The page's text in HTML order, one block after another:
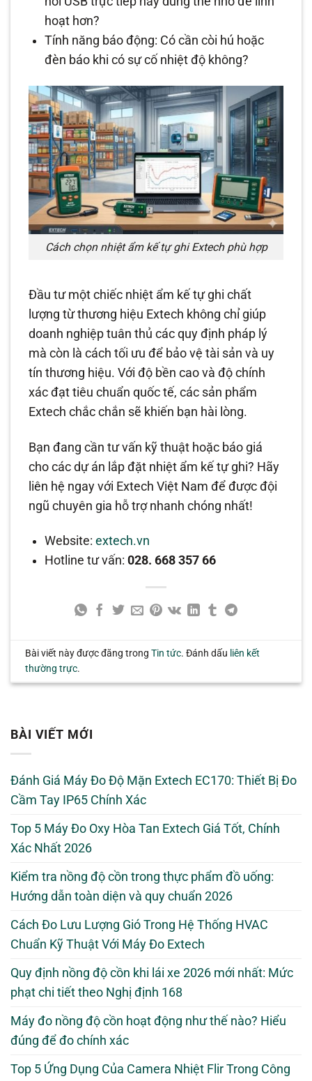
hoạt hơn?
Tính năng báo động: Có cần còi hú hoặc
đèn báo khi có sự cố nhiệt độ không?
Cách chọn nhiệt ẩm kế tự ghi Extech phù hợp
Đầu tư một chiếc nhiệt ẩm kế tự ghi chất
lượng từ thương hiệu Extech không chỉ giúp
doanh nghiệp tuân thủ các quy định pháp lý
mà còn là cách tối ưu để bảo vệ tài sản và uy
tín thương hiệu. Với độ bền cao và độ chính
xác đạt tiêu chuẩn quốc tế, các sản phẩm
Extech chắc chắn sẽ khiến bạn hài lòng.
Bạn đang cần tư vấn kỹ thuật hoặc báo giá
cho các dự án lắp đặt nhiệt ẩm kế tự ghi? Hãy
liên hệ ngay với Extech Việt Nam để được đội
ngũ chuyên gia hỗ trợ nhanh chóng nhất!
Website:extech.vn
Hotline tư vấn:028. 668 357 66
Bài viết này được đăng trongTin tức. Đánh dấu liên kết
thường trực.
BÀI VIẾT MỚI
Đánh Giá Máy Đo Độ Mặn Extech EC170: Thiết Bị Đo
Cầm Tay IP65 Chính Xác
Top 5 Máy Đo Oxy Hòa Tan Extech Giá Tốt, Chính
Xác Nhất 2026
Kiểm tra nồng độ cồn trong thực phẩm đồ uống:
Hướng dẫn toàn diện và quy chuẩn 2026
Cách Đo Lưu Lượng Gió Trong Hệ Thống HVAC
Chuẩn Kỹ Thuật Với Máy Đo Extech
Quy định nồng độ cồn khi lái xe 2026 mới nhất: Mức
phạt chi tiết theo Nghị định 168
Máy đo nồng độ cồn hoạt động như thế nào? Hiểu
đúng để đo chính xác
Top 5 Ứng Dụng Của Camera Nhiệt Flir Trong Công